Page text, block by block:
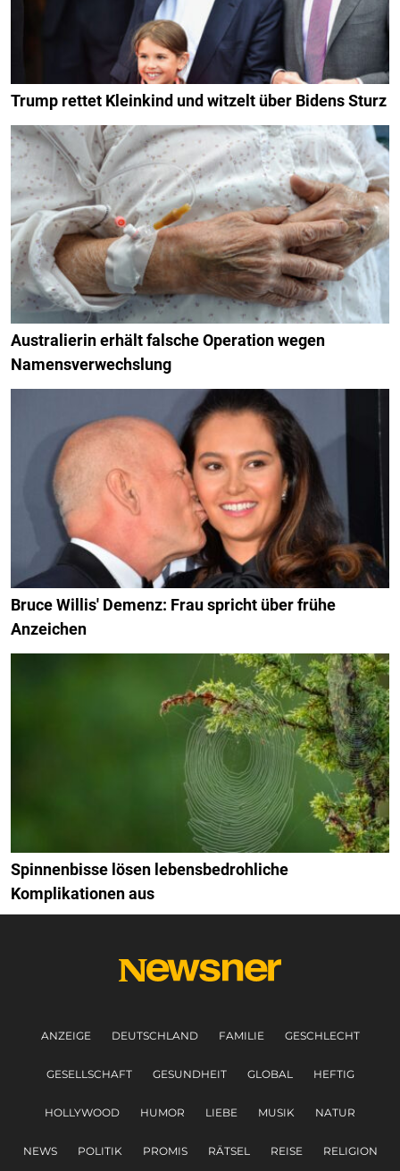
Trump rettet Kleinkind und witzelt über Bidens Sturz
Australierin erhält falsche Operation wegen
Namensverwechslung
Bruce Willis' Demenz: Frau spricht über frühe
Anzeichen
Spinnenbisse lösen lebensbedrohliche
Komplikationen aus
ANZEIGE DEUTSCHLAND FAMILIE GESCHLECHT
GESELLSCHAFT GESUNDHEIT GLOBAL HEFTIG
HOLLYWOOD HUMOR LIEBE MUSIK NATUR
NEWS POLITIK PROMIS RÄTSEL REISE RELIGION